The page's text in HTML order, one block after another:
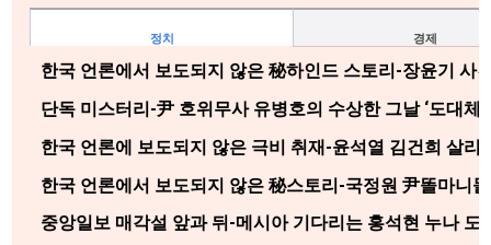
정치 경제
한국 언론에서 보도되지 않은 秘하인드 스토리-장윤기 사
단독 미스터리-尹 호위무사 유병호의 수상한 그날 ‘도대체
한국 언론에 보도되지 않은 극비 취재-윤석열 김건희 살
한국 언론에서 보도되지 않은 秘스토리-국정원 尹똘마니
중앙일보 매각설 앞과 뒤-메시아 기다리는 홍석현 누나